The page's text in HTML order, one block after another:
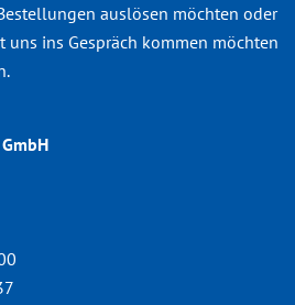
auslösen möchten oder
uns ins Gespräch kommen möchten